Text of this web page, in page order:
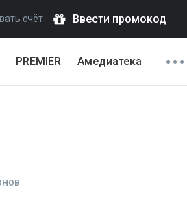
счёт Ввести промокод
PREMIER Амедиатека